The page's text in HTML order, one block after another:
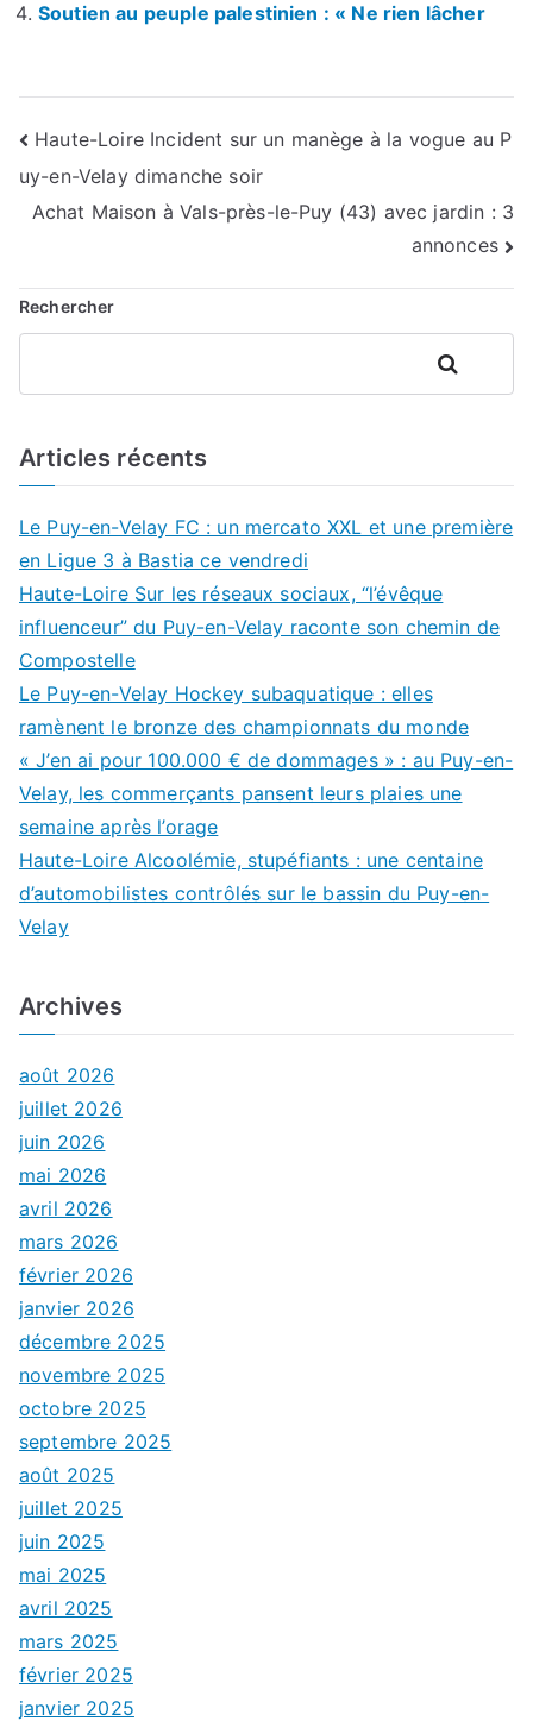
Soutien au peuple palestinien : « Ne rien lâcher
Navigation
de
Haute-Loire Incident sur un manège à la vogue au P
uy-en-Velay dimanche soir
Achat Maison à Vals-près-le-Puy (43) avec jardin : 3
annonces
Rechercher
Rechercher
Articles récents
Le Puy-en-Velay FC : un mercato XXL et une première
en Ligue 3 à Bastia ce vendredi
Haute-Loire Sur les réseaux sociaux, “l’évêque
influenceur” du Puy-en-Velay raconte son chemin de
Compostelle
Le Puy-en-Velay Hockey subaquatique : elles
ramènent le bronze des championnats du monde
« J’en ai pour 100.000 € de dommages » : au Puy-en-
Velay, les commerçants pansent leurs plaies une
semaine après l’orage
Haute-Loire Alcoolémie, stupéfiants : une centaine
d’automobilistes contrôlés sur le bassin du Puy-en-
Velay
Archives
août 2026
juillet 2026
juin 2026
mai 2026
avril 2026
mars 2026
février 2026
janvier 2026
décembre 2025
novembre 2025
octobre 2025
septembre 2025
août 2025
juillet 2025
juin 2025
mai 2025
avril 2025
mars 2025
février 2025
janvier 2025